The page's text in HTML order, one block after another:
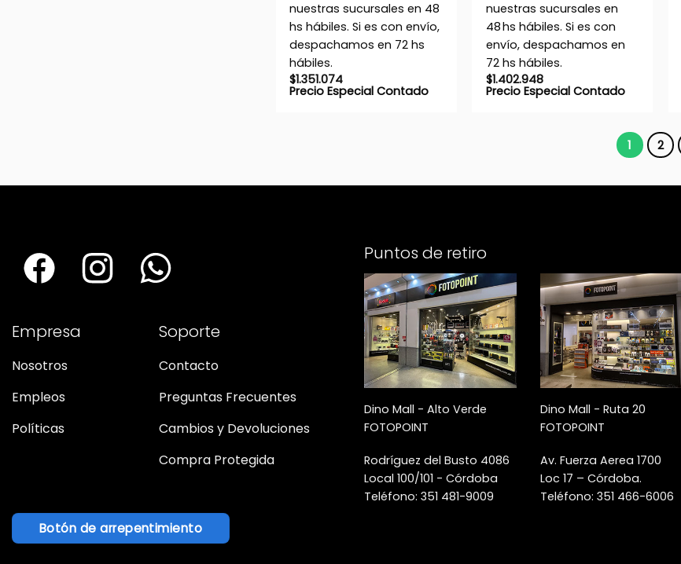
nuestras sucursales en 48
hs hábiles. Si es con envío,
despachamos en 72 hs
hábiles.
$1.351.074
Precio Especial Contado
nuestras sucursales en
48 hs hábiles. Si es con
envío, despachamos en
72 hs hábiles.
$1.402.948
Precio Especial Contado
1 2
Empresa
Nosotros
Empleos
Políticas
Soporte
Contacto
Preguntas Frecuentes
Cambios y Devoluciones
Compra Protegida
Botón de arrepentimiento
Puntos de retiro
Dino Mall - Alto Verde
FOTOPOINT
Rodríguez del Busto 4086
Local 100/101 - Córdoba
Teléfono: 351 481-9009
Dino Mall - Ruta 20
FOTOPOINT
Av. Fuerza Aerea 1700
Loc 17 – Córdoba.
Teléfono: 351 466-6006